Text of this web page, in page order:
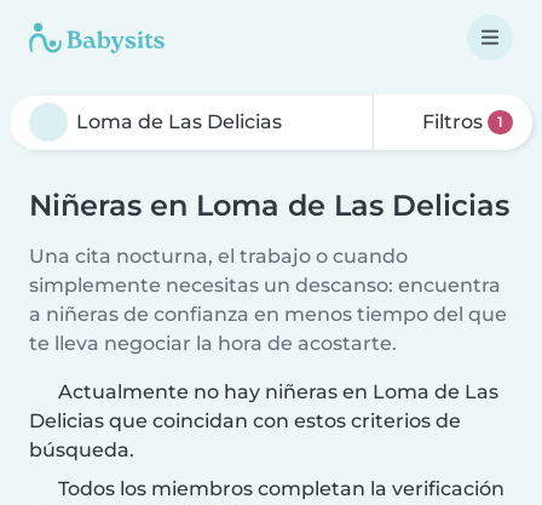
Filtros 1
Niñeras en Loma de Las Delicias
Una cita nocturna, el trabajo o cuando
simplemente necesitas un descanso: encuentra
a niñeras de confianza en menos tiempo del que
te lleva negociar la hora de acostarte.
Actualmente no hay niñeras en Loma de Las
Delicias que coincidan con estos criterios de
búsqueda.
Todos los miembros completan la verificación